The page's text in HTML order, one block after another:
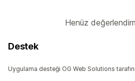
Henüz
Destek
Uygulama desteği OG Web Solutions